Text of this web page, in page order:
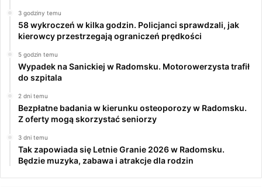
3 godziny temu
58 wykroczeń w kilka godzin. Policjanci sprawdzali, jak
kierowcy przestrzegają ograniczeń prędkości
5 godzin temu
Wypadek na Sanickiej w Radomsku. Motorowerzysta trafił
do szpitala
2 dni temu
Bezpłatne badania w kierunku osteoporozy w Radomsku.
Z oferty mogą skorzystać seniorzy
3 dni temu
Tak zapowiada się Letnie Granie 2026 w Radomsku.
Będzie muzyka, zabawa i atrakcje dla rodzin